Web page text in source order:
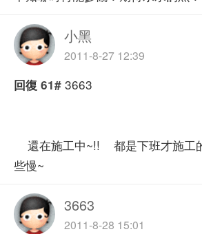
小黑
2011-8-27 12:39
回復 61# 3663
還在施工中~!! 都是下班才施工
些慢~
3663
2011-8-28 15:01